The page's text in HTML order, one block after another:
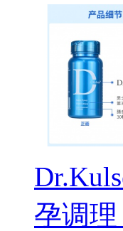
孕调理